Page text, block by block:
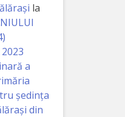
la
a
ședința
din